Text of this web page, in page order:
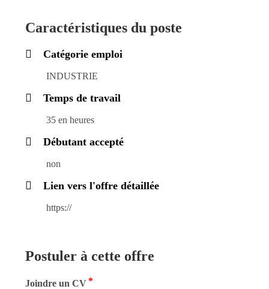
Caractéristiques du poste
Catégorie emploi
INDUSTRIE
Temps de travail
35 en heures
Débutant accepté
non
Lien vers l'offre détaillée
https://
Postuler à cette offre
Joindre un CV *